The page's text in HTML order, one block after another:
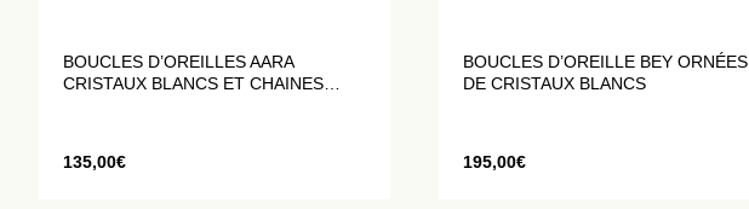
BOUCLES D’OREILLES AARA
CRISTAUX BLANCS ET CHAINES
135,00€
BOUCLES D’OREILLE BEY ORNÉES
DE CRISTAUX BLANCS
195,00€